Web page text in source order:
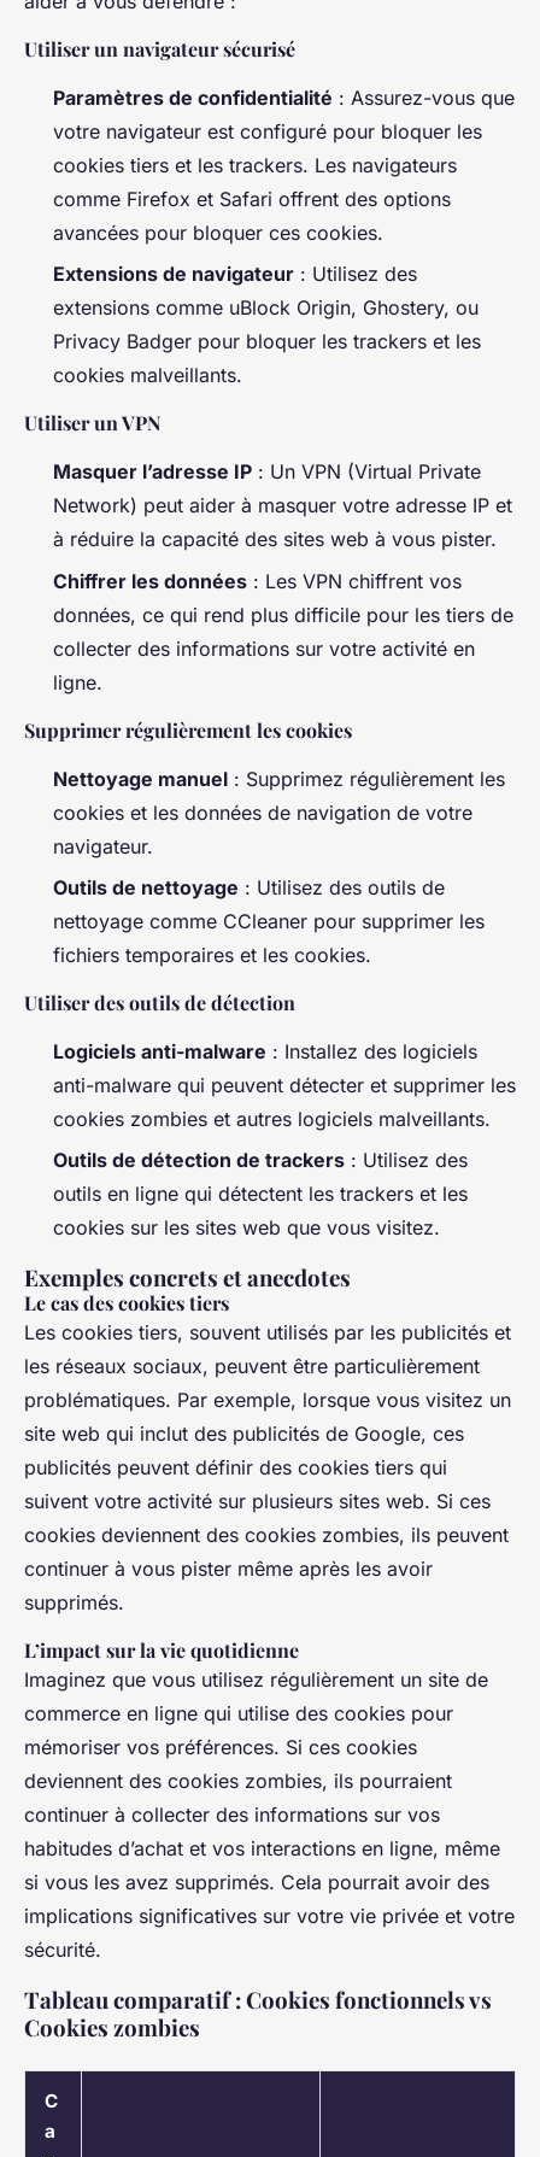
Utiliser un navigateur sécurisé
Paramètres de confidentialité : Assurez-vous que
votre navigateur est configuré pour bloquer les
cookies tiers et les trackers. Les navigateurs
comme Firefox et Safari offrent des options
avancées pour bloquer ces cookies.
Extensions de navigateur : Utilisez des
extensions comme uBlock Origin, Ghostery, ou
Privacy Badger pour bloquer les trackers et les
cookies malveillants.
Utiliser un VPN
Masquer l’adresse IP : Un VPN (Virtual Private
Network) peut aider à masquer votre adresse IP et
à réduire la capacité des sites web à vous pister.
Chiffrer les données : Les VPN chiffrent vos
données, ce qui rend plus difficile pour les tiers de
collecter des informations sur votre activité en
ligne.
Supprimer régulièrement les cookies
Nettoyage manuel : Supprimez régulièrement les
cookies et les données de navigation de votre
navigateur.
Outils de nettoyage : Utilisez des outils de
nettoyage comme CCleaner pour supprimer les
fichiers temporaires et les cookies.
Utiliser des outils de détection
Logiciels anti-malware : Installez des logiciels
anti-malware qui peuvent détecter et supprimer les
cookies zombies et autres logiciels malveillants.
Outils de détection de trackers : Utilisez des
outils en ligne qui détectent les trackers et les
cookies sur les sites web que vous visitez.
Exemples concrets et anecdotes
Le cas des cookies tiers
Les cookies tiers, souvent utilisés par les publicités et
les réseaux sociaux, peuvent être particulièrement
problématiques. Par exemple, lorsque vous visitez un
site web qui inclut des publicités de Google, ces
publicités peuvent définir des cookies tiers qui
suivent votre activité sur plusieurs sites web. Si ces
cookies deviennent des cookies zombies, ils peuvent
continuer à vous pister même après les avoir
supprimés.
L’impact sur la vie quotidienne
Imaginez que vous utilisez régulièrement un site de
commerce en ligne qui utilise des cookies pour
mémoriser vos préférences. Si ces cookies
deviennent des cookies zombies, ils pourraient
continuer à collecter des informations sur vos
habitudes d’achat et vos interactions en ligne, même
si vous les avez supprimés. Cela pourrait avoir des
implications significatives sur votre vie privée et votre
sécurité.
Tableau comparatif : Cookies fonctionnels vs
Cookies zombies
C
a